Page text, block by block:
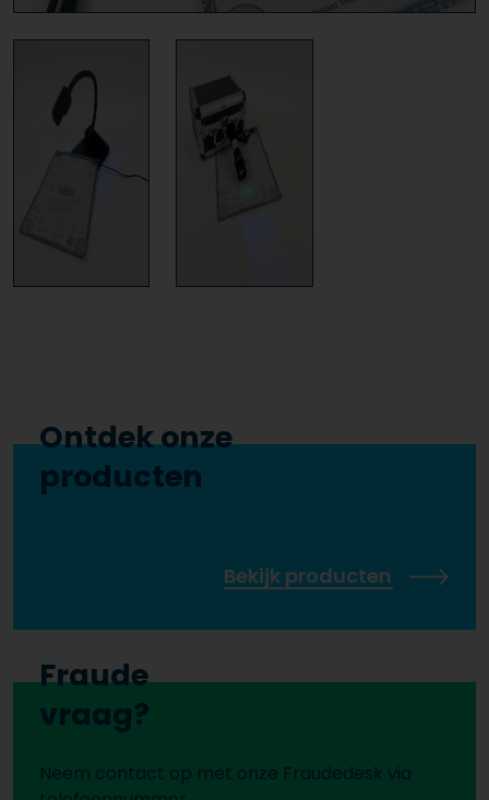
Ontdek onze
producten
Bekijk producten
Fraude
vraag?
Neem contact op met onze Fraudedesk via